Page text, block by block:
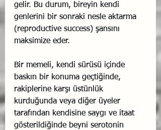
gelir. Bu durum, bireyin kendi
genlerini bir sonraki nesle aktarma
(reproductive success) şansını
maksimize eder.
Bir memeli, kendi sürüsü içinde
baskın bir konuma geçtiğinde,
rakiplerine karşı üstünlük
kurduğunda veya diğer üyeler
tarafından kendisine saygı ve itaat
gösterildiğinde beyni serotonin